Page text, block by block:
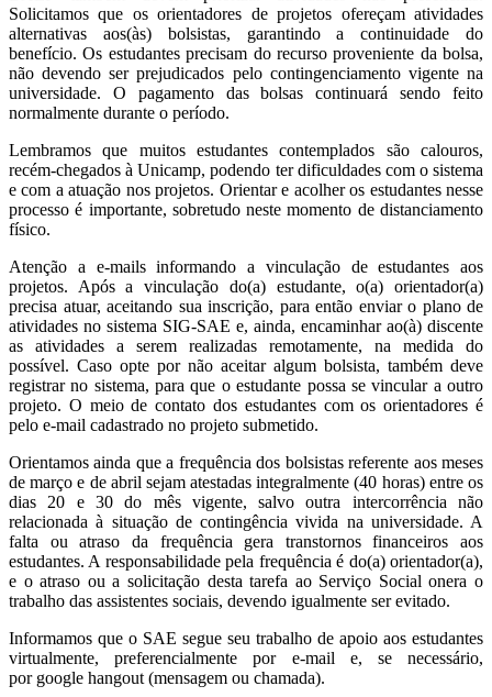
Solicitamos que os orientadores de projetos ofereçam atividades
alternativas aos(às) bolsistas, garantindo a continuidade do
benefício. Os estudantes precisam do recurso proveniente da bolsa,
não devendo ser prejudicados pelo contingenciamento vigente na
universidade. O pagamento das bolsas continuará sendo feito
normalmente durante o período.
Lembramos que muitos estudantes contemplados são calouros,
recém-chegados à Unicamp, podendo ter dificuldades com o sistema
e com a atuação nos projetos. Orientar e acolher os estudantes nesse
processo é importante, sobretudo neste momento de distanciamento
físico.
Atenção a e-mails informando a vinculação de estudantes aos
projetos. Após a vinculação do(a) estudante, o(a) orientador(a)
precisa atuar, aceitando sua inscrição, para então enviar o plano de
atividades no sistema SIG-SAE e, ainda, encaminhar ao(à) discente
as atividades a serem realizadas remotamente, na medida do
possível. Caso opte por não aceitar algum bolsista, também deve
registrar no sistema, para que o estudante possa se vincular a outro
projeto. O meio de contato dos estudantes com os orientadores é
pelo e-mail cadastrado no projeto submetido.
Orientamos ainda que a frequência dos bolsistas referente aos meses
de março e de abril sejam atestadas integralmente (40 horas) entre os
dias 20 e 30 do mês vigente, salvo outra intercorrência não
relacionada à situação de contingência vivida na universidade. A
falta ou atraso da frequência gera transtornos financeiros aos
estudantes. A responsabilidade pela frequência é do(a) orientador(a),
e o atraso ou a solicitação desta tarefa ao Serviço Social onera o
trabalho das assistentes sociais, devendo igualmente ser evitado.
Informamos que o SAE segue seu trabalho de apoio aos estudantes
virtualmente, preferencialmente por e-mail e, se necessário,
por google hangout (mensagem ou chamada).